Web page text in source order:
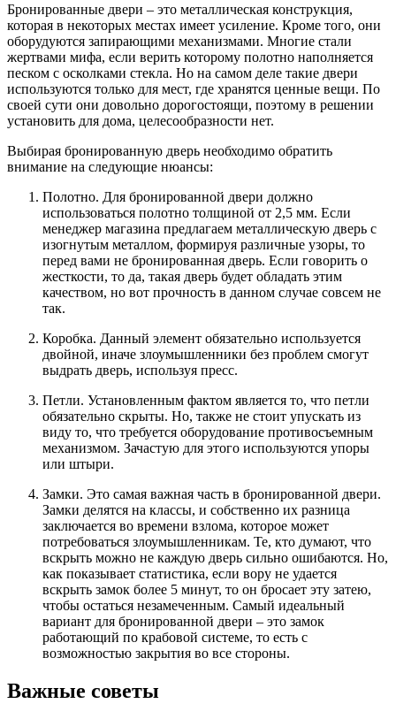
Бронированные двери – это металлическая конструкция,
которая в некоторых местах имеет усиление. Кроме того, они
оборудуются запирающими механизмами. Многие стали
жертвами мифа, если верить которому полотно наполняется
песком с осколками стекла. Но на самом деле такие двери
используются только для мест, где хранятся ценные вещи. По
своей сути они довольно дорогостоящи, поэтому в решении
установить для дома, целесообразности нет.
Выбирая бронированную дверь необходимо обратить
внимание на следующие нюансы:
Полотно. Для бронированной двери должно
использоваться полотно толщиной от 2,5 мм. Если
менеджер магазина предлагаем металлическую дверь с
изогнутым металлом, формируя различные узоры, то
перед вами не бронированная дверь. Если говорить о
жесткости, то да, такая дверь будет обладать этим
качеством, но вот прочность в данном случае совсем не
так.
Коробка. Данный элемент обязательно используется
двойной, иначе злоумышленники без проблем смогут
выдрать дверь, используя пресс.
Петли. Установленным фактом является то, что петли
обязательно скрыты. Но, также не стоит упускать из
виду то, что требуется оборудование противосъемным
механизмом. Зачастую для этого используются упоры
или штыри.
Замки. Это самая важная часть в бронированной двери.
Замки делятся на классы, и собственно их разница
заключается во времени взлома, которое может
потребоваться злоумышленникам. Те, кто думают, что
вскрыть можно не каждую дверь сильно ошибаются. Но,
как показывает статистика, если вору не удается
вскрыть замок более 5 минут, то он бросает эту затею,
чтобы остаться незамеченным. Самый идеальный
вариант для бронированной двери – это замок
работающий по крабовой системе, то есть с
возможностью закрытия во все стороны.
Важные советы